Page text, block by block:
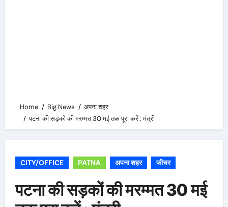
Home Big News
अपना शहर
पटना की सड़कों की मरम्मत 30 मई तक पूरा करें : मंत्री
CITY/OFFICE PATNA अपना शहर फीचर
पटना की सड़कों की मरम्मत 30 मई